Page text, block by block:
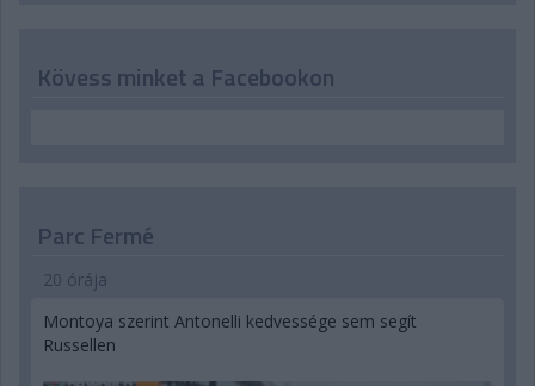
Kövess minket a Facebookon
Parc Fermé
20 órája
Montoya szerint Antonelli kedvessége sem segít
Russellen